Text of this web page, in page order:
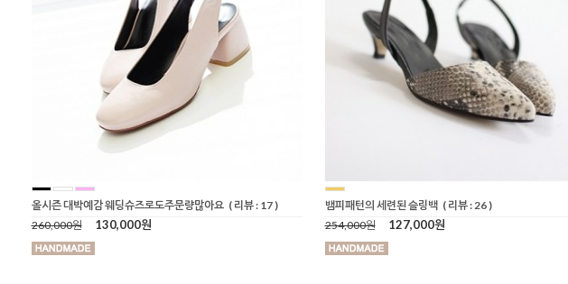
올시즌 대박예감 웨딩슈즈로도주문량많아요 ( 리뷰 : 17 )
260,000원
130,000원
뱀피패턴의 세련된 슬링백 ( 리뷰 : 26 )
254,000원
127,000원